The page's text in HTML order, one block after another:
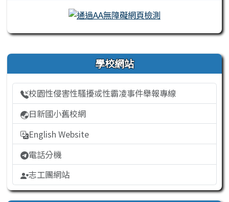
右邊區域內容 學校網站
校園性侵害性騷擾或性霸凌事件舉報專線
日新國小舊校網
English Website
電話分機
志工團網站